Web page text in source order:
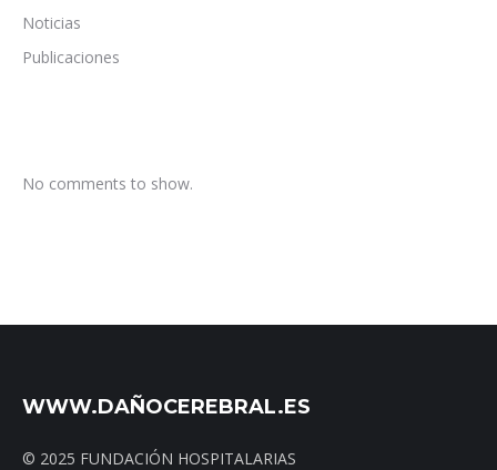
Noticias
Publicaciones
No comments to show.
WWW.DAÑOCEREBRAL.ES
© 2025 FUNDACIÓN HOSPITALARIAS